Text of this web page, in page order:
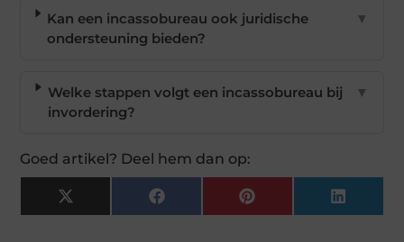
Kan een incassobureau ook juridische
ondersteuning bieden?
▼
Welke stappen volgt een incassobureau bij
invordering?
▼
Goed artikel? Deel hem dan op:
X
(Twitter)
Facebook Pinterest